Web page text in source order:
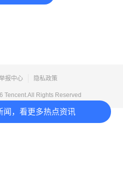
闻，看更多热点资讯
报中心 隐私政策
Tencent.All Rights Reserved